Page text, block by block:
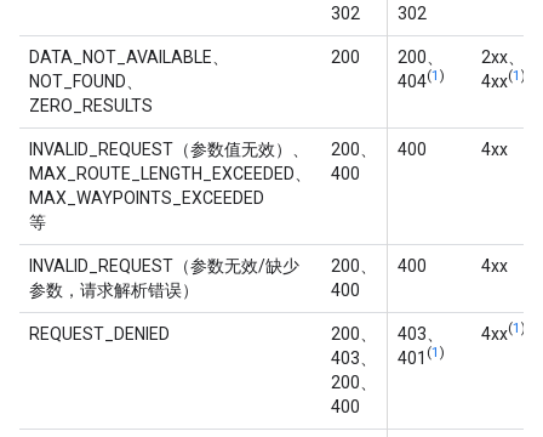
302
302
DATA_NOT_AVAILABLE、
NOT_FOUND、
ZERO_RESULTS
200
200、
404(1 )
2xx、
4xx(1 )
INVALID_REQUEST（参数值无效）、
MAX_ROUTE_LENGTH_EXCEEDED、
MAX_WAYPOINTS_EXCEEDED
等
200、
400
400 4xx
INVALID_REQUEST（参数无效/缺少
参数，请求解析错误）
200、
400
400 4xx
REQUEST_DENIED
200、
403、
200、
400
403、
401 (1 )
4xx(1 )